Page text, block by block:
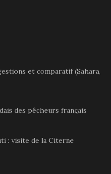
et comparatif (Sahara,
des pêcheurs français
: visite de la Citerne